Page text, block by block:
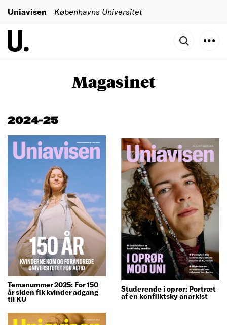
Uniavisen Københavns Universitet
Magasinet
2024-25
Temanummer 2025: For 150
år siden fik kvinder adgang
til KU
Studerende i oprør: Portræt
af en konfliktsky anarkist